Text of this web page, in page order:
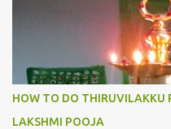
HOW TO DO THIRUVILAKKU
LAKSHMI POOJA